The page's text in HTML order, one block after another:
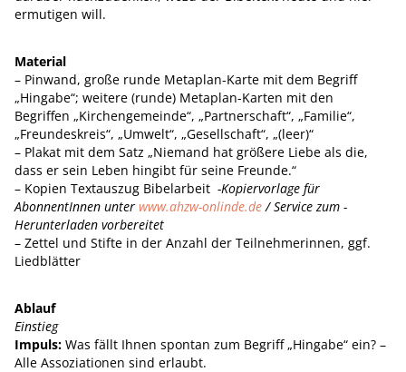
ermutigen will.
Material
– Pinwand, große runde Metaplan-Karte mit dem Begriff
„Hingabe“; weitere (runde) Metaplan-Karten mit den
Begriffen „Kirchengemeinde“, „Partnerschaft“, „Familie“,
„Freundeskreis“, „Umwelt“, „Gesellschaft“, „(leer)“
– Plakat mit dem Satz „Niemand hat größere Liebe als die,
dass er sein Leben hingibt für seine Freunde.“
– Kopien Textauszug Bibelarbeit -Kopiervorlage für
AbonnentInnen unter www.ahzw-onlinde.de/ Service zum -
Herunterladen vorbereitet
– Zettel und Stifte in der Anzahl der Teilnehmerinnen, ggf.
Liedblätter
Ablauf
Einstieg
Impuls: Was fällt Ihnen spontan zum Begriff „Hingabe“ ein? –
Alle Assoziationen sind erlaubt.